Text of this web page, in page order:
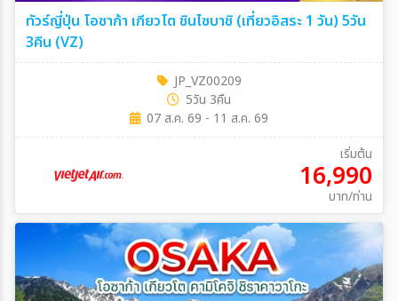
ทัวร์ญี่ปุ่น โอซาก้า เกียวโต ชินไซบาชิ (เที่ยวอิสระ 1 วัน) 5วัน
3คืน (VZ)
JP_VZ00209
5วัน 3คืน
07 ส.ค. 69 - 11 ส.ค. 69
เริ่มต้น
16,990
บาท/ท่าน